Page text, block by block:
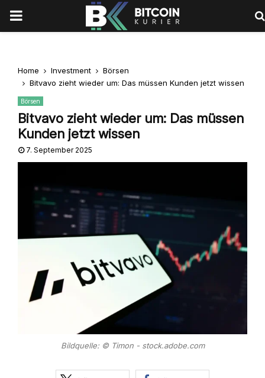
PRIMARY
Home Investment
Börsen
Bitvavo zieht wieder um: Das müssen Kunden jetzt wissen
Börsen
Bitvavo zieht wieder um: Das müssen
Kunden jetzt wissen
7. September 2025
Bildquelle: © Timon - stock.adobe.com